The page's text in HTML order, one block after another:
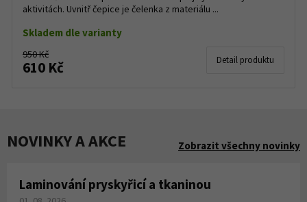
aktivitách. Uvnitř čepice je čelenka z materiálu ...
Skladem dle varianty
950 Kč
610 Kč Detail produktu
NOVINKY A AKCE Zobrazit všechny novinky
Laminování pryskyřicí a tkaninou